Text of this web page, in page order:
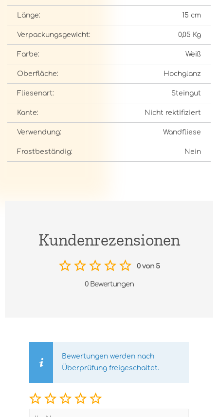
Länge: 15 cm
Verpackungsgewicht: 0,05 Kg
Farbe: Weiß
Oberfläche: Hochglanz
Fliesenart: Steingut
Kante: Nicht rektifiziert
Verwendung: Wandfliese
Frostbeständig: Nein
Kundenrezensionen
0 von 5
0 Bewertungen
Bewertungen werden nach
Überprüfung freigeschaltet.